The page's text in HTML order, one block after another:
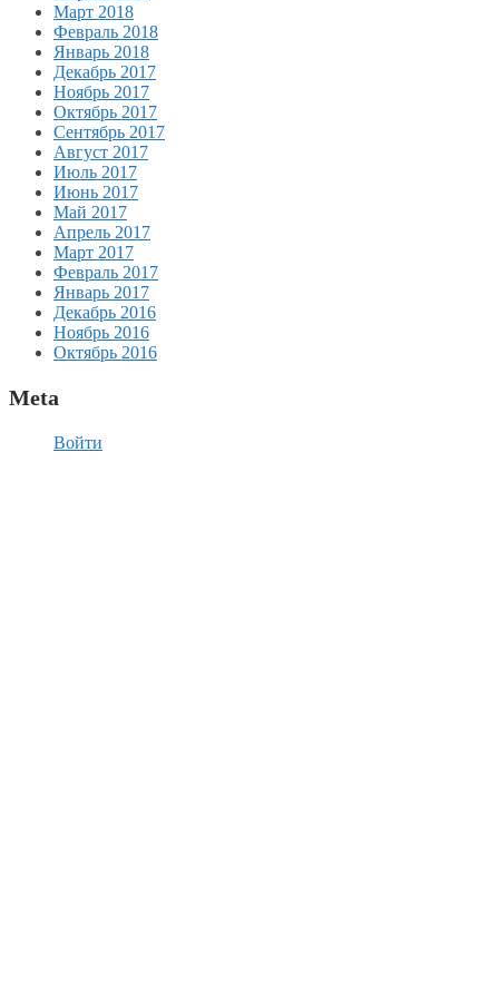
Март 2018
Февраль 2018
Январь 2018
Декабрь 2017
Ноябрь 2017
Октябрь 2017
Сентябрь 2017
Август 2017
Июль 2017
Июнь 2017
Май 2017
Апрель 2017
Март 2017
Февраль 2017
Январь 2017
Декабрь 2016
Ноябрь 2016
Октябрь 2016
Meta
Войти